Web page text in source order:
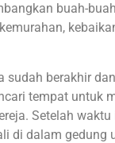
buah-
berakhir
tempat untuk
Setelah
di dalam gedung